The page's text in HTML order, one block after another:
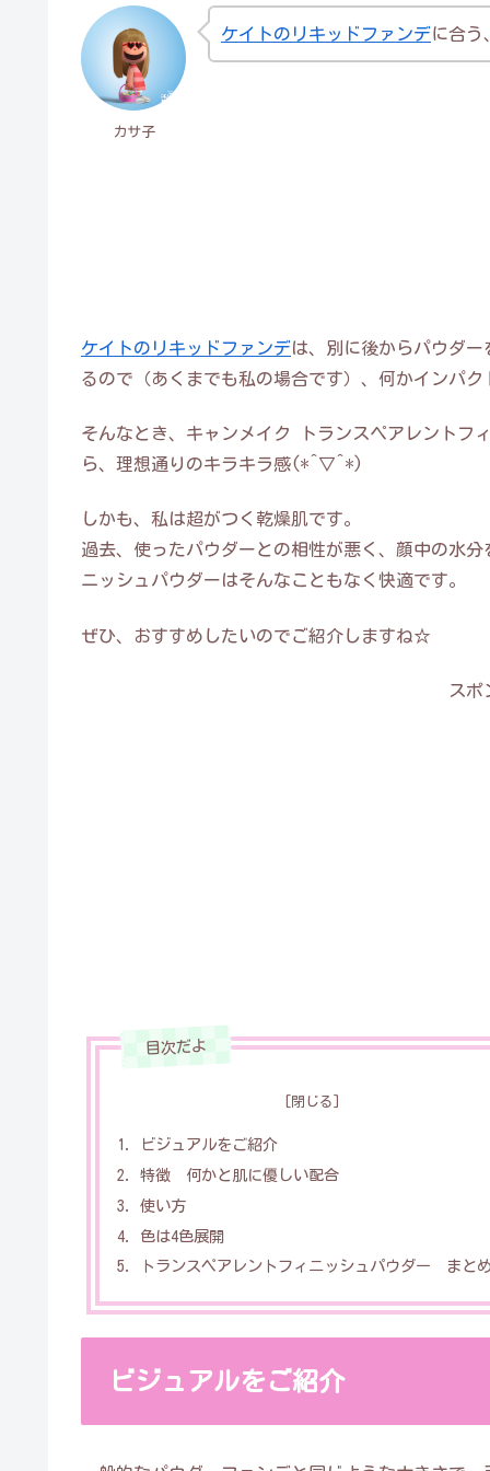
カサ子
ケイトのリキッドファンデに合う
ケイトのリキッドファンデは、別に後からパウダ
るので（あくまでも私の場合です）、何かインパ
そんなとき、キャンメイク トランスペアレントフ
ら、理想通りのキラキラ感(*^▽^*)
しかも、私は超がつく乾燥肌です。
過去、使ったパウダーとの相性が悪く、顔中の水
ニッシュパウダーはそんなこともなく快適です。
ぜひ、おすすめしたいのでご紹介しますね☆
スポ
ビジュアルをご紹介
特徴 何かと肌に優しい配合
使い方
色は4色展開
トランスペアレントフィニッシュパウダー まと
ビジュアルをご紹介